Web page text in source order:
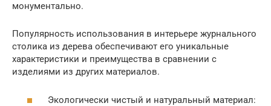
монументально.
Популярность использования в интерьере журнального
столика из дерева обеспечивают его уникальные
характеристики и преимущества в сравнении с
изделиями из других материалов.
Экологически чистый и натуральный материал: